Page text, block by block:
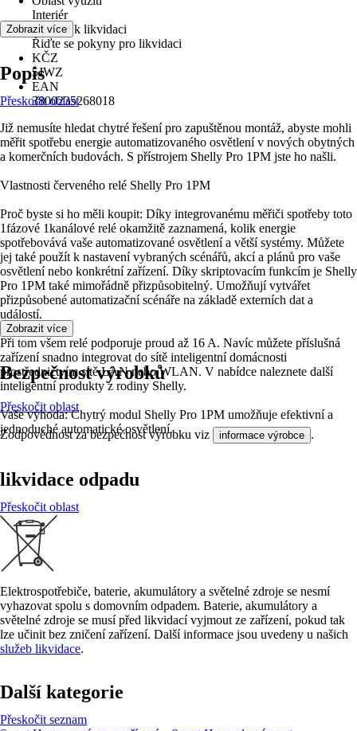
Interiér
Pokyny k likvidaci
Řiďte se pokyny pro likvidaci
KČZ
5JWZ
EAN
3800235268018
Zobrazit více
Popis
Přeskočit oblast
Již nemusíte hledat chytré řešení pro zapuštěnou montáž, abyste mohli
měřit spotřebu energie automatizovaného osvětlení v nových obytných
a komerčních budovách. S přístrojem Shelly Pro 1PM jste ho našli.
Vlastnosti červeného relé Shelly Pro 1PM
Proč byste si ho měli koupit: Díky integrovanému měřiči spotřeby toto
1fázové 1kanálové relé okamžitě zaznamená, kolik energie
spotřebovává vaše automatizované osvětlení a větší systémy. Můžete
jej také použít k nastavení vybraných scénářů, akcí a plánů pro vaše
osvětlení nebo konkrétní zařízení. Díky skriptovacím funkcím je Shelly
Pro 1PM také mimořádně přizpůsobitelný. Umožňují vytvářet
přizpůsobené automatizační scénáře na základě externích dat a
událostí.
Při tom všem relé podporuje proud až 16 A. Navíc můžete příslušná
zařízení snadno integrovat do sítě inteligentní domácnosti
prostřednictvím sítě LAN nebo WLAN. V nabídce naleznete další
inteligentní produkty z rodiny Shelly.
Vaše výhoda: Chytrý modul Shelly Pro 1PM umožňuje efektivní a
jednoduché automatické osvětlení.
Zobrazit více
Bezpečnost výrobků
Přeskočit oblast
Zodpovědnost za bezpečnost výrobku viz informace výrobce .
likvidace odpadu
Přeskočit oblast
Elektrospotřebiče, baterie, akumulátory a světelné zdroje se nesmí
vyhazovat spolu s domovním odpadem. Baterie, akumulátory a
světelné zdroje se musí před likvidací vyjmout ze zařízení, pokud tak
lze učinit bez zničení zařízení. Další informace jsou uvedeny u našich
služeb likvidace.
Další kategorie
Přeskočit seznam